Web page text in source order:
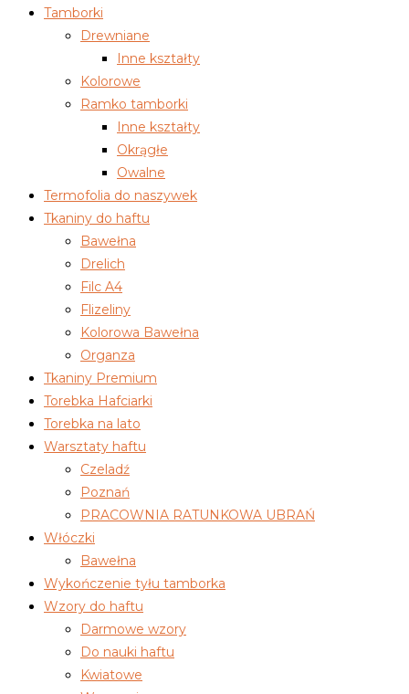
Tamborki
Drewniane
Inne kształty
Kolorowe
Ramko tamborki
Inne kształty
Okrągłe
Owalne
Termofolia do naszywek
Tkaniny do haftu
Bawełna
Drelich
Filc A4
Flizeliny
Kolorowa Bawełna
Organza
Tkaniny Premium
Torebka Hafciarki
Torebka na lato
Warsztaty haftu
Czeladź
Poznań
PRACOWNIA RATUNKOWA UBRAŃ
Włóczki
Bawełna
Wykończenie tyłu tamborka
Wzory do haftu
Darmowe wzory
Do nauki haftu
Kwiatowe